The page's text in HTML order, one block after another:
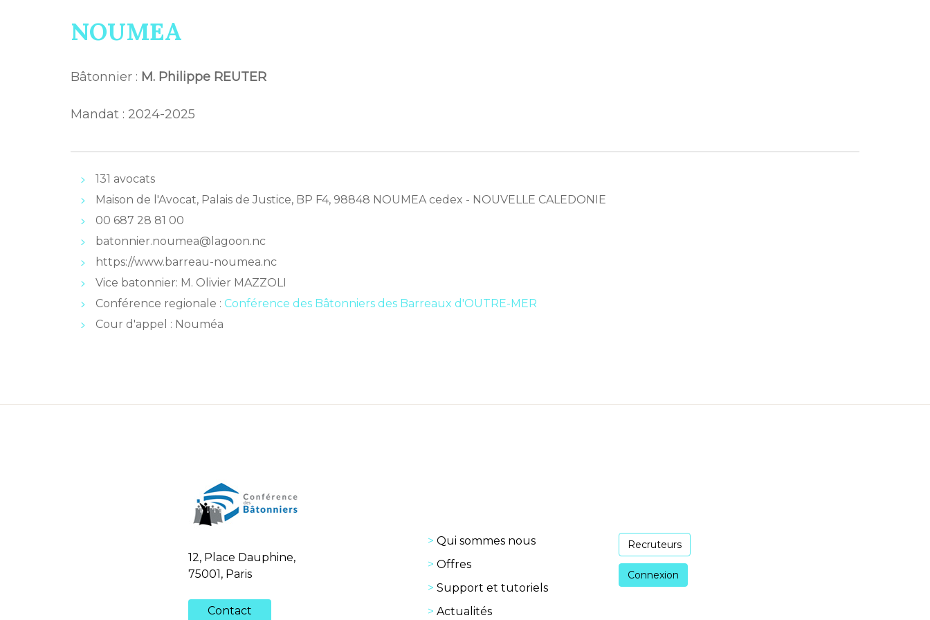
NOUMEA
Bâtonnier : M. Philippe REUTER
Mandat : 2024-2025
131 avocats
Maison de l'Avocat, Palais de Justice, BP F4, 98848 NOUMEA cedex - NOUVELLE CALEDONIE
00 687 28 81 00
batonnier.noumea@lagoon.nc
https://www.barreau-noumea.nc
Vice batonnier: M. Olivier MAZZOLI
Conférence regionale : Conférence des Bâtonniers des Barreaux d'OUTRE-MER
Cour d'appel : Nouméa
12, Place Dauphine,
75001, Paris
Contact
Qui sommes nous
Offres
Support et tutoriels
Actualités
Recruteurs
Connexion